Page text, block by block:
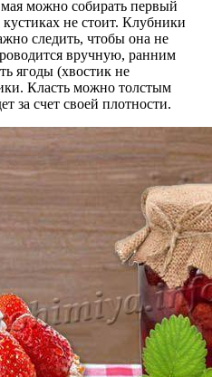
можно собирать первый
не стоит. Клубники
следить, чтобы она не
вручную, ранним
ягоды (хвостик не
Класть можно толстым
за счет своей плотности.